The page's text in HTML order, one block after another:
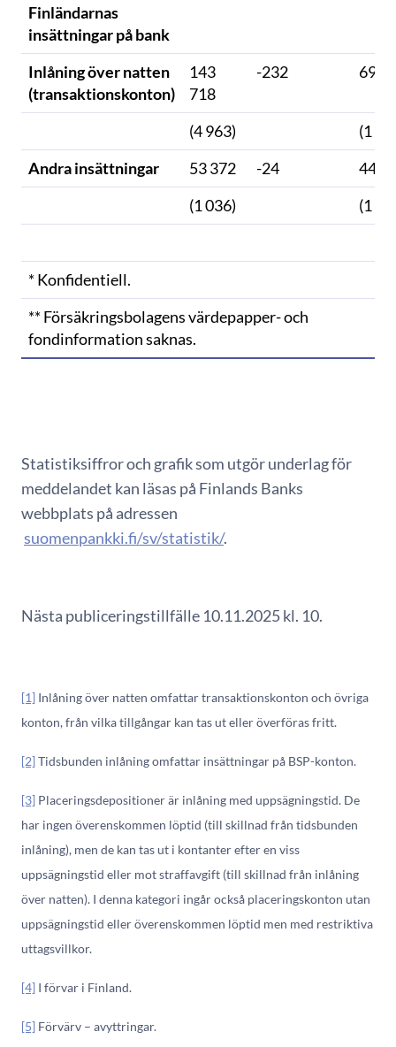
Finländarnas
insättningar på bank
Inlåning över natten
(transaktionskonton)
143
718
-232 69
(4 963)
(1
Andra insättningar
53 372 -24
44
(1 036)
(1
* Konfidentiell.
** Försäkringsbolagens värdepapper- och
fondinformation saknas.
Statistiksiffror och grafik som utgör underlag för
meddelandet kan läsas på Finlands Banks
webbplats på adressen
suomenpankki.fi/sv/statistik/.
Nästa publiceringstillfälle 10.11.2025 kl. 10.
[1] Inlåning över natten omfattar transaktionskonton och övriga
konton, från vilka tillgångar kan tas ut eller överföras fritt.
[2] Tidsbunden inlåning omfattar insättningar på BSP-konton.
[3] Placeringsdepositioner är inlåning med uppsägningstid. De
har ingen överenskommen löptid (till skillnad från tidsbunden
inlåning), men de kan tas ut i kontanter efter en viss
uppsägningstid eller mot straffavgift (till skillnad från inlåning
över natten). I denna kategori ingår också placeringskonton utan
uppsägningstid eller överenskommen löptid men med restriktiva
uttagsvillkor.
[4] I förvar i Finland.
[5] Förvärv – avyttringar.